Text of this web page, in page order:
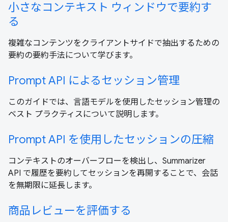
小さなコンテキスト ウィンドウで要約す
る
複雑なコンテンツをクライアントサイドで抽出するための
要約の要約手法について学びます。
Prompt API によるセッション管理
このガイドでは、言語モデルを使用したセッション管理の
ベスト プラクティスについて説明します。
Prompt API を使用したセッションの圧縮
コンテキストのオーバーフローを検出し、Summarizer
API で履歴を要約してセッションを再開することで、会話
を無期限に延長します。
商品レビューを評価する